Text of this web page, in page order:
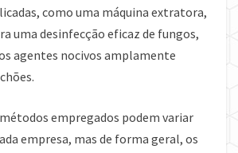
como uma máquina extratora,
uma desinfecção eficaz de fungos,
agentes nocivos amplamente
empregados podem variar
empresa, mas de forma geral, os